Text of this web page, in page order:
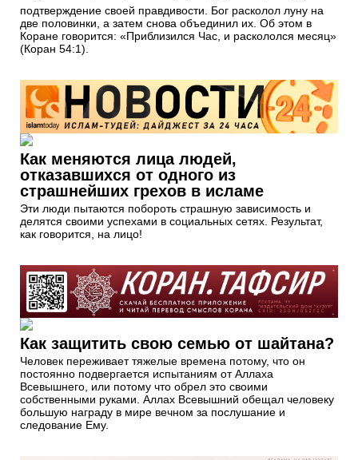
подтверждение cвоей правдивости. Бог расколол луну на
две половинки, а затем снова объединил их. Об этом в
Коране говорится: «Приблизился Час, и раскололся месяц»
(Коран 54:1).
Как меняются лица людей,
отказавшихся от одного из
страшнейших грехов в исламе
Эти люди пытаются побороть страшную зависимость и
делятся своими успехами в социальных сетях. Результат,
как говорится, на лицо!
Как защитить свою семью от шайтана?
Человек переживает тяжелые времена потому, что он
постоянно подвергается испытаниям от Аллаха
Всевышнего, или потому что обрел это своими
собственными руками. Аллах Всевышний обещал человеку
большую награду в мире вечном за послушание и
следование Ему.